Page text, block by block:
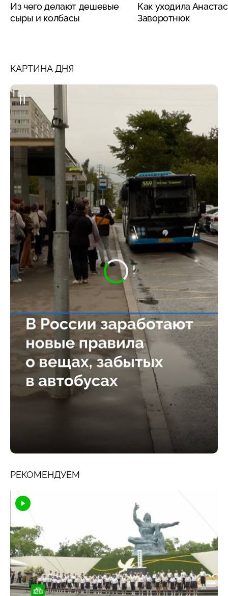
Из чего делают дешевые
сыры и колбасы
Как уходила
Заворотнюк
КАРТИНА ДНЯ
РЕКОМЕНДУЕМ